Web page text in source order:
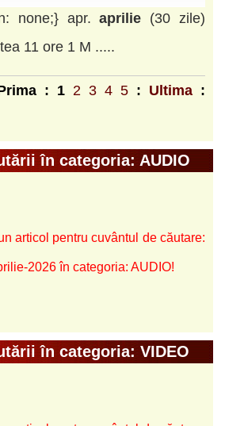
none;} apr.aprilie (30 zile)
11 ore 1 M .....
: 1 2 3 4 5 : Ultima :
în categoria: AUDIO
articol pentru cuvântul de căutare:
2026 în categoria: AUDIO!
în categoria: VIDEO